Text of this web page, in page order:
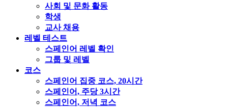
사회 및 문화 활동
학생
교사 채용
레벨 테스트
스페인어 레벨 확인
그룹 및 레벨
코스
스페인어 집중 코스, 20시간
스페인어, 주당 3시간
스페인어, 저녁 코스